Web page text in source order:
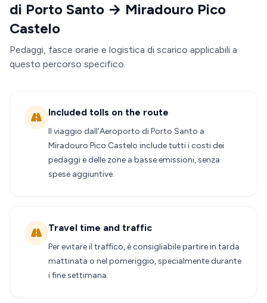
di Porto Santo → Miradouro Pico
Castelo
Pedaggi, fasce orarie e logistica di scarico applicabili a
questo percorso specifico.
Included tolls on the route
Il viaggio dall'Aeroporto di Porto Santo a
Miradouro Pico Castelo include tutti i costi dei
pedaggi e delle zone a basse emissioni, senza
spese aggiuntive.
Travel time and traffic
Per evitare il traffico, è consigliabile partire in tarda
mattinata o nel pomeriggio, specialmente durante
i fine settimana.